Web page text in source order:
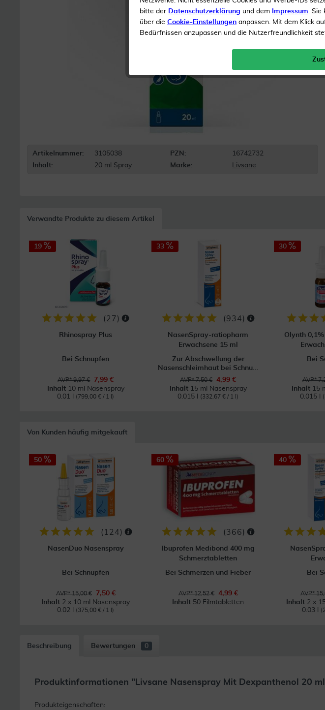
Artikelnummer: 3105038 PZN:
16742732
Inhalt:
20 ml Spray Marke: Livsane
Verwandte Produkte zu diesem Artikel
19
(27 )
Rhinospray Plus
Bei Schnupfen
AVP* 9,97 €
7,99 €
Inhalt 10 ml Nasenspray
0.01 l
(799,00 € / 1 l)
33
(934)
NasenSpray-ratiopharm
Erwachsene 15 ml
Zur Abschwellung der
Nasenschleimhaut bei Schnu...
AVP* 7,50 €
4,99 €
Inhalt 15 ml Nasenspray
0.015 l
(332,67 € / 1 l)
30
Olynth
Bei
AVP*
Inhalt 15
0.015 l
Von Kunden häufig mitgekauft
50
( 124)
NasenDuo Nasenspray
Bei Schnupfen
AVP* 15,00 €
7,50 €
Inhalt 2 x 10 ml Nasenspray
0.02 l
(375,00 € / 1 l)
60
(366)
Ibuprofen Medibond 400 mg
Schmerztabletten
Bei Schmerzen und Fieber
AVP* 12,52 €
4,99 €
Inhalt 50 Filmtabletten
40
Bei
AVP*
Inhalt 2 x
0.03 l
Beschreibung Bewertungen 0
Produktinformationen "Livsane Nasenspray Mit Dexpanthenol 20
Produkteigenschaften:
bitte der Datenschutzerklärung und dem Impressum. Sie
über die Cookie-Einstellungen anpassen. Mit dem Klick
Bedürfnissen anzupassen und die Nutzerfreundlichkeit